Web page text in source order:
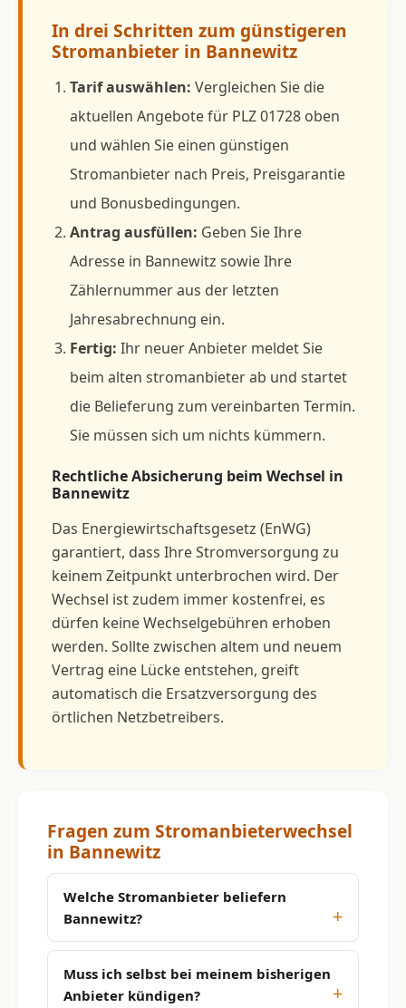
In drei Schritten zum günstigeren
Stromanbieter in Bannewitz
Tarif auswählen: Vergleichen Sie die
aktuellen Angebote für PLZ 01728 oben
und wählen Sie einen günstigen
Stromanbieter nach Preis, Preisgarantie
und Bonusbedingungen.
Antrag ausfüllen: Geben Sie Ihre
Adresse in Bannewitz sowie Ihre
Zählernummer aus der letzten
Jahresabrechnung ein.
Fertig: Ihr neuer Anbieter meldet Sie
beim alten stromanbieter ab und startet
die Belieferung zum vereinbarten Termin.
Sie müssen sich um nichts kümmern.
Rechtliche Absicherung beim Wechsel in
Bannewitz
Das Energiewirtschaftsgesetz (EnWG)
garantiert, dass Ihre Stromversorgung zu
keinem Zeitpunkt unterbrochen wird. Der
Wechsel ist zudem immer kostenfrei, es
dürfen keine Wechselgebühren erhoben
werden. Sollte zwischen altem und neuem
Vertrag eine Lücke entstehen, greift
automatisch die Ersatzversorgung des
örtlichen Netzbetreibers.
Fragen zum Stromanbieterwechsel
in Bannewitz
Welche Stromanbieter beliefern
Bannewitz?
Muss ich selbst bei meinem bisherigen
Anbieter kündigen?